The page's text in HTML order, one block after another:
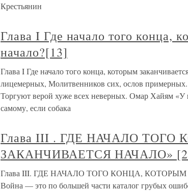
Крестьянин
Глава I Где начало того конца,
начало?[13]
Глава I Где начало того конца, которым
лицемерных, Молитвенников сих, ослов примерных.
Торгуют верой хуже всех неверных. Омар Хайям «У
самому, если собака
Глава III . ГДЕ НАЧАЛО
ЗАКАНЧИВАЕТСЯ НАЧАЛО»
Глава III. ГДЕ НАЧАЛО ТОГО КОНЦА,
Война — это по большей части каталог грубых